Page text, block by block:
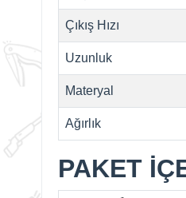
Çıkış Hızı
Uzunluk
Materyal
Ağırlık
PAKET